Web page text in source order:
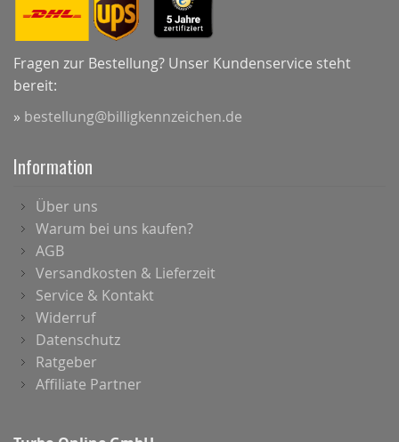
Fragen zur Bestellung? Unser Kundenservice steht
bereit:
» bestellung@billigkennzeichen.de
Information
Über uns
Warum bei uns kaufen?
AGB
Versandkosten & Lieferzeit
Service & Kontakt
Widerruf
Datenschutz
Ratgeber
Affiliate Partner